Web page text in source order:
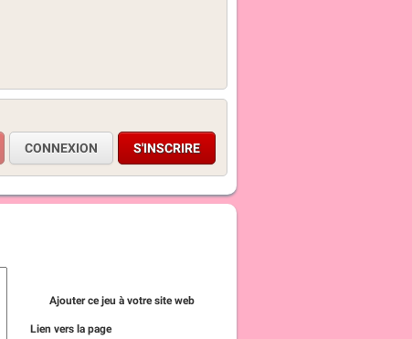
CONNEXION S'INSCRIRE
Ajouter ce jeu à votre site web
Lien vers la page